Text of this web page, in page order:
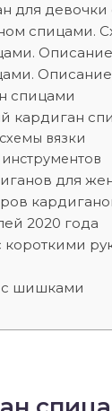
для
спицами.
Описание
Описание
спицами
кардиган
вязки
для
2020 года
шишками